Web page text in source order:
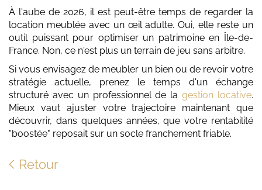
À l'aube de 2026, il est peut-être temps de regarder la
location meublée avec un œil adulte. Oui, elle reste un
outil puissant pour optimiser un patrimoine en Île-de-
France. Non, ce n'est plus un terrain de jeu sans arbitre.
Si vous envisagez de meubler un bien ou de revoir votre
stratégie actuelle, prenez le temps d'un échange
structuré avec un professionnel de lagestion locative.
Mieux vaut ajuster votre trajectoire maintenant que
découvrir, dans quelques années, que votre rentabilité
"boostée" reposait sur un socle franchement friable.
Retour